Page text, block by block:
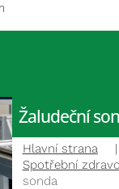
Žaludeční
Hlavní strana
Spotřební
sonda